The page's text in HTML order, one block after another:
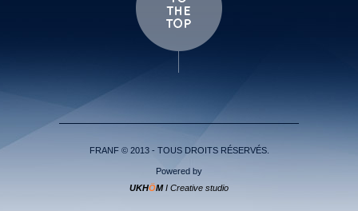
FRANF © 2013 - TOUS DROITS RÉSERVÉS.
Powered by
UKHÖMI Creative studio